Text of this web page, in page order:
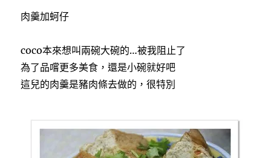
肉羹加蚵仔
coco本來想叫兩碗大碗的…被我阻止了
為了品嚐更多美食，還是小碗就好吧
這兒的肉羹是豬肉條去做的，很特別